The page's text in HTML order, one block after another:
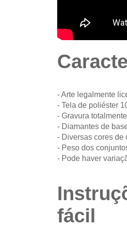
- Arte legalmente
- Tela de poliéster
- Gravura
- Diamantes de
- Diversas cores de
- Peso dos
- Pode haver
fácil